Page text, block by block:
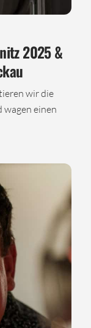
2025 &
wir die
wagen einen